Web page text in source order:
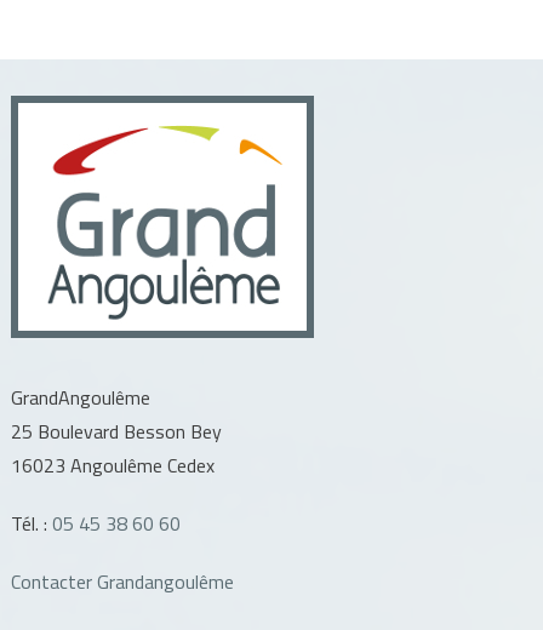
GrandAngoulême
25 Boulevard Besson Bey
16023 Angoulême Cedex
Tél. : 05 45 38 60 60
Contacter Grandangoulême